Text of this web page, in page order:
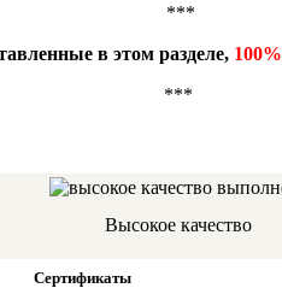
***
в этом разделе, 100%
***
Высокое качество
Сертификаты